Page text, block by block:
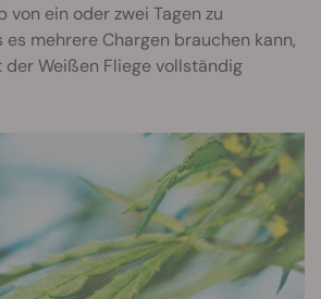
von ein oder zwei Tagen zu
es mehrere Chargen brauchen kann,
der Weißen Fliege vollständig